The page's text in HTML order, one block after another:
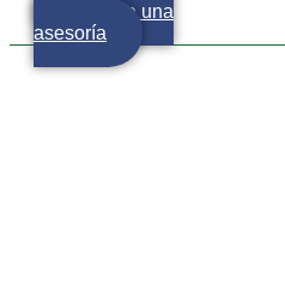
Agenda una
asesoría